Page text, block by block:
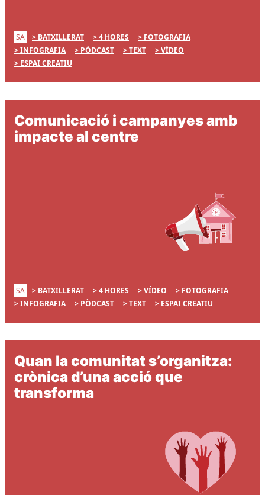
SA BATXILLERAT 4 HORES
FOTOGRAFIA
INFOGRAFIA
PÒDCAST TEXT
VÍDEO
ESPAI CREATIU
Comunicació i campanyes amb
impacte al centre
SA BATXILLERAT 4 HORES VÍDEO
FOTOGRAFIA
INFOGRAFIA
PÒDCAST TEXT ESPAI CREATIU
Quan la comunitat s’organitza:
crònica d’una acció que
transforma